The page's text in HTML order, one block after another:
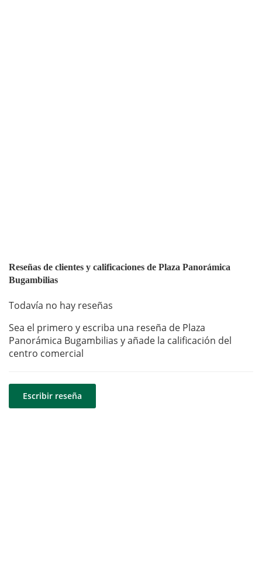
Reseñas de clientes y calificaciones de Plaza Panorámica
Bugambilias
Todavía no hay reseñas
Sea el primero y escriba una reseña de Plaza
Panorámica Bugambilias y añade la calificación del
centro comercial
Escribir reseña